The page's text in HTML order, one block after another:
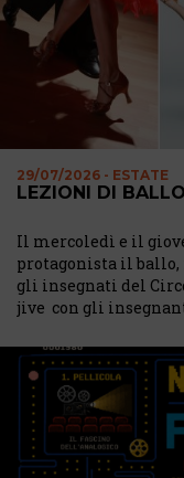
29/07/2026 - ESTATE
LEZIONI DI BALLO
Il mercoledì e il
protagonista il
gli insegnati del
jive con gli